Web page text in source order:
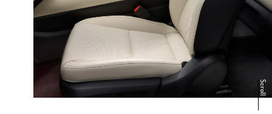
Scroll
NEXT
カーナビ・
その他装備
詳細はこちら
販売店検索 見積りシミュレーション 試乗予約
3D
ション